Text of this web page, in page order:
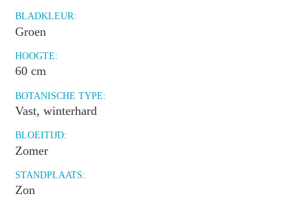
BLADKLEUR:
Groen
HOOGTE:
60 cm
BOTANISCHE TYPE:
Vast, winterhard
BLOEITIJD:
Zomer
STANDPLAATS:
Zon